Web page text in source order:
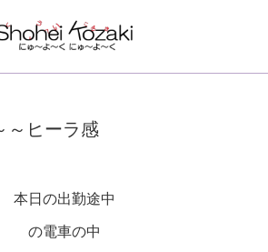
～ヒーラ感
本日の出勤途中
の電車の中